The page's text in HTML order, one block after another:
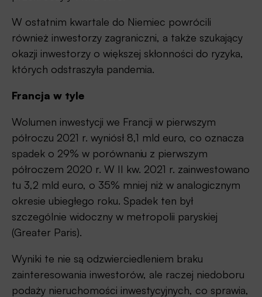
W ostatnim kwartale do Niemiec powrócili
również inwestorzy zagraniczni, a także szukający
okazji inwestorzy o większej skłonności do ryzyka,
których odstraszyła pandemia.
Francja w tyle
Wolumen inwestycji we Francji w pierwszym
półroczu 2021 r. wyniósł 8,1 mld euro, co oznacza
spadek o 29% w porównaniu z pierwszym
półroczem 2020 r. W II kw. 2021 r. zainwestowano
tu 3,2 mld euro, o 35% mniej niż w analogicznym
okresie ubiegłego roku. Spadek ten był
szczególnie widoczny w metropolii paryskiej
(Greater Paris).
Wyniki te nie są odzwierciedleniem braku
zainteresowania inwestorów, ale raczej niedoboru
podaży nieruchomości inwestycyjnych, co sprawia,